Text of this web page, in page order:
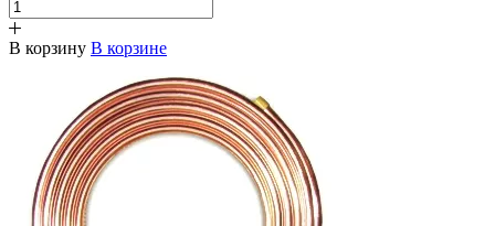
В корзину В корзине